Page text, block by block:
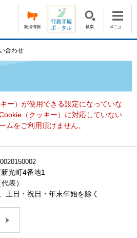
合わせ
ー）が使用できる設定になっていな
（クッキー）に対応していない
ムをご利用頂けません。
光町4番地1
表）
土日・祝日・年末年始を除く